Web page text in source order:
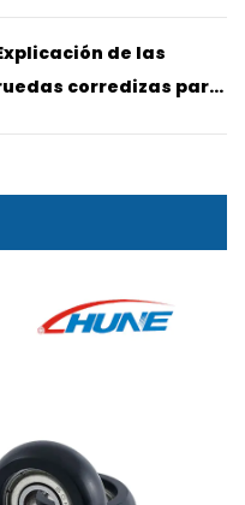
de las
corredizas para